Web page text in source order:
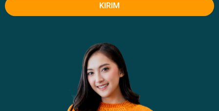
KIRIM